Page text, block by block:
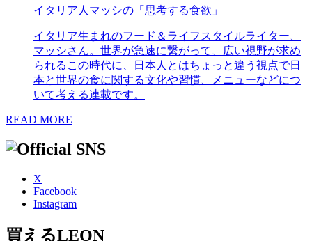
イタリア人マッシの「思考する食欲」
イタリア生まれのフード＆ライフスタイルライター、
マッシさん。世界が急速に繋がって、広い視野が求め
られるこの時代に、日本人とはちょっと違う視点で日
本と世界の食に関する文化や習慣、メニューなどにつ
いて考える連載です。
READ MORE
X
Facebook
Instagram
買えるLEON